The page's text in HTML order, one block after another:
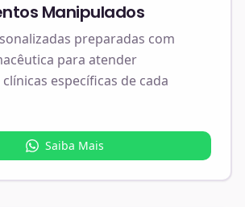
Manipulados
preparadas com
para atender
específicas de cada
Saiba Mais